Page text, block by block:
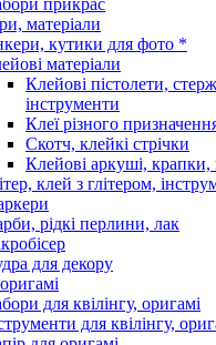
матеріали
кутики для фото *
матеріали
Клейові пістолети,
інструменти
Клеї різного
Скотч, клейкі стрічки
Клейові аркуші, крапки,
клей з глітером,
рідкі перлини, лак
для декору
для квілінгу, оригамі
для квілінгу,